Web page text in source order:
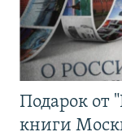
Подарок от
книги